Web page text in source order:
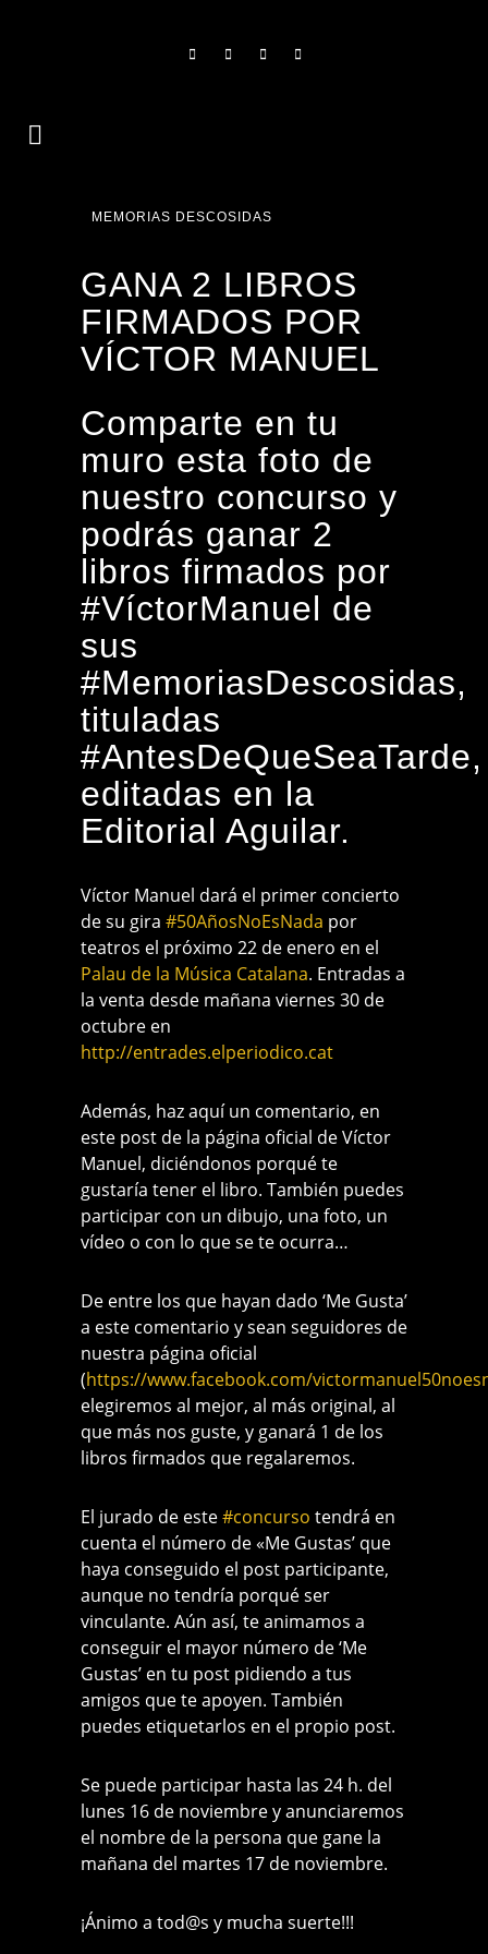
MEMORIAS DESCOSIDAS
GANA 2 LIBROS
FIRMADOS POR
VÍCTOR MANUEL
Comparte en tu
muro esta foto de
nuestro concurso y
podrás ganar 2
libros firmados por
‪#‎VíctorManuel‬ de
sus
‪#‎MemoriasDescosidas‬,
tituladas
‪#‎AntesDeQueSeaTarde‬,
editadas en la
Editorial Aguilar.
Víctor Manuel dará el primer concierto
de su gira ‪#‎50AñosNoEsNada‬ por
teatros el próximo 22 de enero en el
Palau de la Música Catalana. Entradas a
la venta desde mañana viernes 30 de
octubre en
http://entrades.elperiodico.cat
Además, haz aquí un comentario, en
este post de la página oficial de Víctor
Manuel, diciéndonos porqué te
gustaría tener el libro. También puedes
participar con un dibujo, una foto, un
vídeo o con lo que se te ocurra…
De entre los que hayan dado ‘Me Gusta’
a este comentario y sean seguidores de
nuestra página oficial
(https://www.facebook.com/
elegiremos al mejor, al más original, al
que más nos guste, y ganará 1 de los
libros firmados que regalaremos.
El jurado de este‪#‎concurso‬ tendrá en
cuenta el número de «Me Gustas’ que
haya conseguido el post participante,
aunque no tendría porqué ser
vinculante. Aún así, te animamos a
conseguir el mayor número de ‘Me
Gustas’ en tu post pidiendo a tus
amigos que te apoyen. También
puedes etiquetarlos en el propio post.
Se puede participar hasta las 24 h. del
lunes 16 de noviembre y anunciaremos
el nombre de la persona que gane la
mañana del martes 17 de noviembre.
¡Ánimo a tod@s y mucha suerte!!!